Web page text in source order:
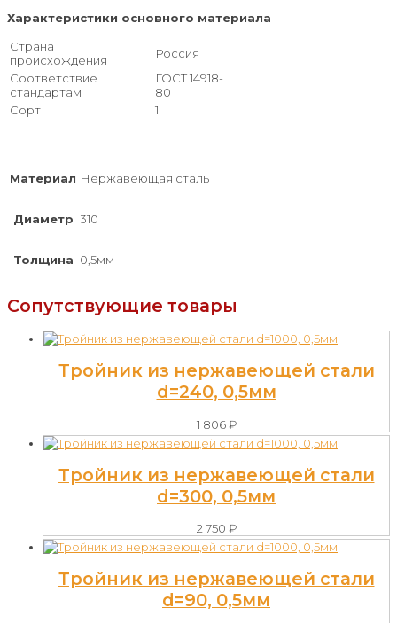
Характеристики основного материала
Страна
происхождения
Россия
Соответствие
стандартам
ГОСТ 14918-
80
Сорт
1
Материал Нержавеющая сталь
Диаметр 310
Толщина 0,5мм
Сопутствующие товары
Тройник из нержавеющей стали
d=240, 0,5мм
1 806₽
Тройник из нержавеющей стали
d=300, 0,5мм
2 750 ₽
Тройник из нержавеющей стали
d=90, 0,5мм